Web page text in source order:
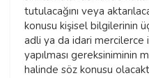
tutulacağını veya
konusu kişisel bilgilerinin
adli ya da idari mercilerce
yapılması gereksiniminin
halinde söz konusu